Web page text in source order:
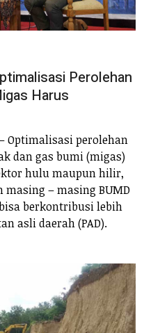
Perolehan
Harus
Optimalisasi perolehan
dan gas bumi (migas)
hulu maupun hilir,
– masing BUMD
berkontribusi lebih
asli daerah (PAD).